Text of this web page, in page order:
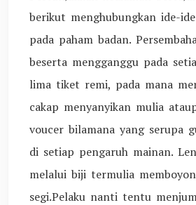
berikut menghubungkan ide-
pada paham badan.
beserta mengganggu pada
lima tiket remi, pada mana
cakap menyanyikan mulia
voucer bilamana yang serupa
di setiap pengaruh mainan.
melalui biji termulia
segi.Pelaku nanti tentu